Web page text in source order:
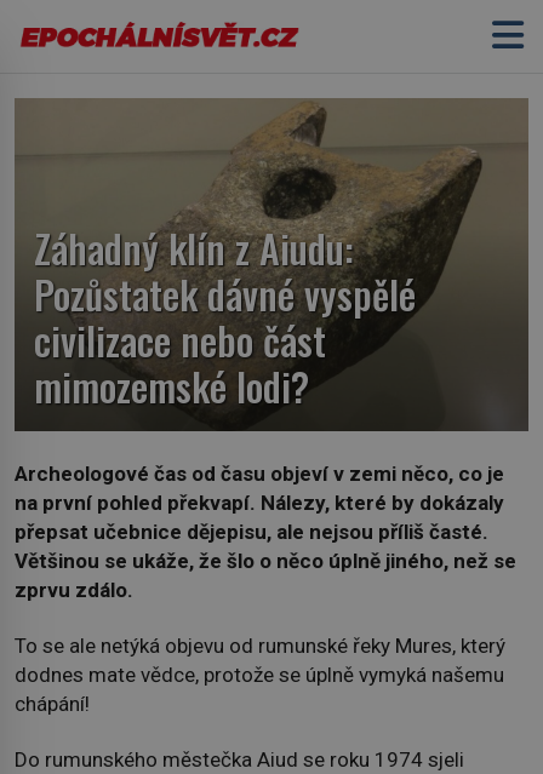
Záhadný klín z Aiudu:
Pozůstatek dávné vyspělé
civilizace nebo část
mimozemské lodi?
Archeologové čas od času objeví v zemi něco, co je
na první pohled překvapí. Nálezy, které by dokázaly
přepsat učebnice dějepisu, ale nejsou příliš časté.
Většinou se ukáže, že šlo o něco úplně jiného, než se
zprvu zdálo.
To se ale netýká objevu od rumunské řeky Mures, který
dodnes mate vědce, protože se úplně vymyká našemu
chápání!
Do rumunského městečka Aiud se roku 1974 sjeli